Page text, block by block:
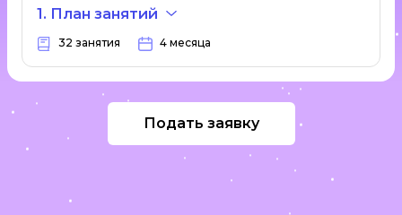
1. План занятий
32 занятия 4 месяца
Подать заявку